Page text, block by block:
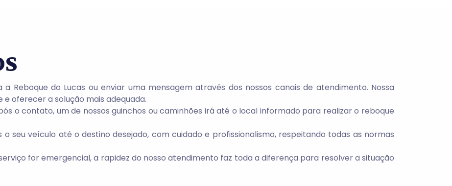
a Reboque do Lucas ou enviar uma mensagem através dos nossos canais de atendimento. Nossa
oferecer a solução mais adequada.
o contato, um de nossos guinchos ou caminhões irá até o local informado para realizar o reboque
o seu veículo até o destino desejado, com cuidado e profissionalismo, respeitando todas as normas
for emergencial, a rapidez do nosso atendimento faz toda a diferença para resolver a situação